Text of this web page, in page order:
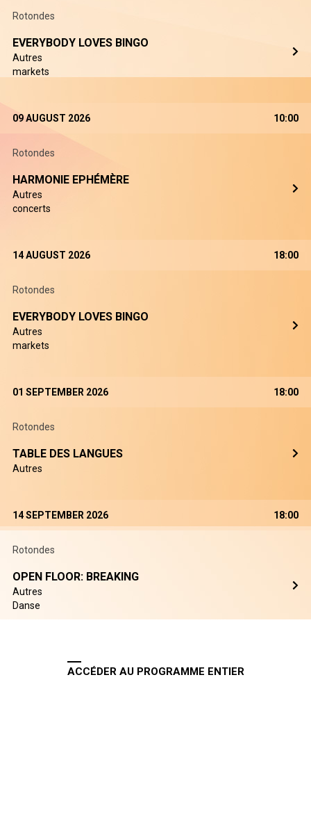
Rotondes
EVERYBODY LOVES BINGO
Autres
markets
09 AUGUST 2026 10:00
Rotondes
HARMONIE EPHÉMÈRE
Autres
concerts
14 AUGUST 2026 18:00
Rotondes
EVERYBODY LOVES BINGO
Autres
markets
01 SEPTEMBER 2026 18:00
Rotondes
TABLE DES LANGUES
Autres
14 SEPTEMBER 2026 18:00
Rotondes
OPEN FLOOR: BREAKING
Autres
Danse
ACCÉDER AU PROGRAMME ENTIER